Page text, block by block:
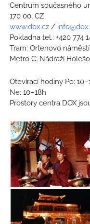
Centrum současného
170 00, CZ
www.dox.cz /
Pokladna tel.: +420 774
Tram: Ortenovo náměstí
Metro C: Nádraží
Otevírací hodiny Po:
Ne: 10–18h
Prostory centra DOX